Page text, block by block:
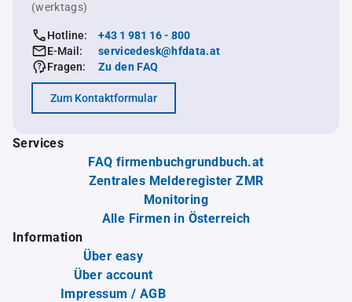
(werktags)
Hotline:
+43 1 981 16 - 800
E-Mail:
servicedesk@hfdata.at
Fragen:
Zu den FAQ
Zum Kontaktformular
Services
FAQ firmenbuchgrundbuch.at
Zentrales Melderegister ZMR
Monitoring
Alle Firmen in Österreich
Information
Über easy
Über account
Impressum / AGB